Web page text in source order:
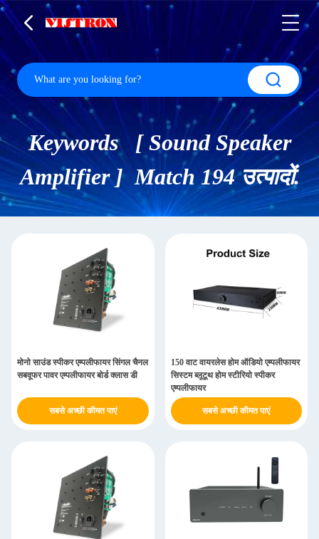
Keywords [ Sound Speaker
Amplifier ] Match 194 उत्पादों.
मोनो साउंड स्पीकर एम्पलीफायर सिंगल चैनल
सबवूफर पावर एम्पलीफायर बोर्ड क्लास डी
सबसे अच्छी कीमत पाएं
150 वाट वायरलेस होम ऑडियो एम्पलीफायर
सिस्टम ब्लूटूथ होम स्टीरियो स्पीकर
एम्पलीफायर
सबसे अच्छी कीमत पाएं